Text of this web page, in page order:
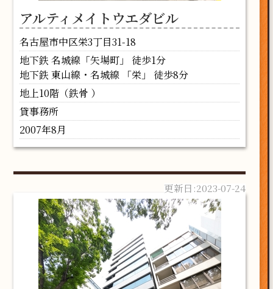
アルティメイトウエダビル
名古屋市中区栄3丁目31-18
地下鉄 名城線「矢場町」 徒歩1分
地下鉄 東山線・名城線 「栄」 徒歩8分
地上10階（鉄骨 ）
貸事務所
2007年8月
2023-07-24